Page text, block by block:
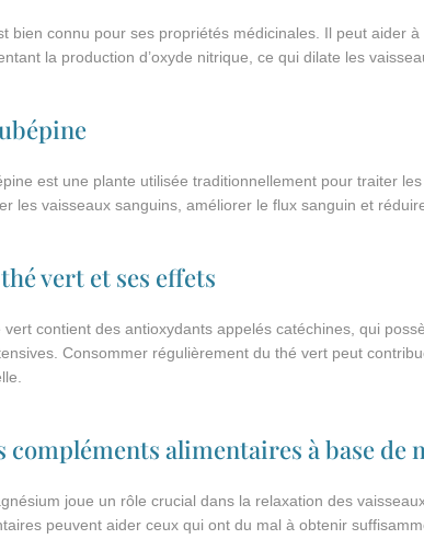
bien connu pour ses propriétés médicinales. Il peut aider
la production d’oxyde nitrique, ce qui dilate les
est une plante utilisée traditionnellement pour traiter
les vaisseaux sanguins, améliorer le flux sanguin et
vert et ses effets
vert contient des antioxydants appelés catéchines, qui
Consommer régulièrement du thé vert peut
compléments alimentaires à base de
joue un rôle crucial dans la relaxation des
peuvent aider ceux qui ont du mal à obtenir